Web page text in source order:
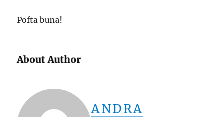
Pofta buna!
About Author
ANDRA